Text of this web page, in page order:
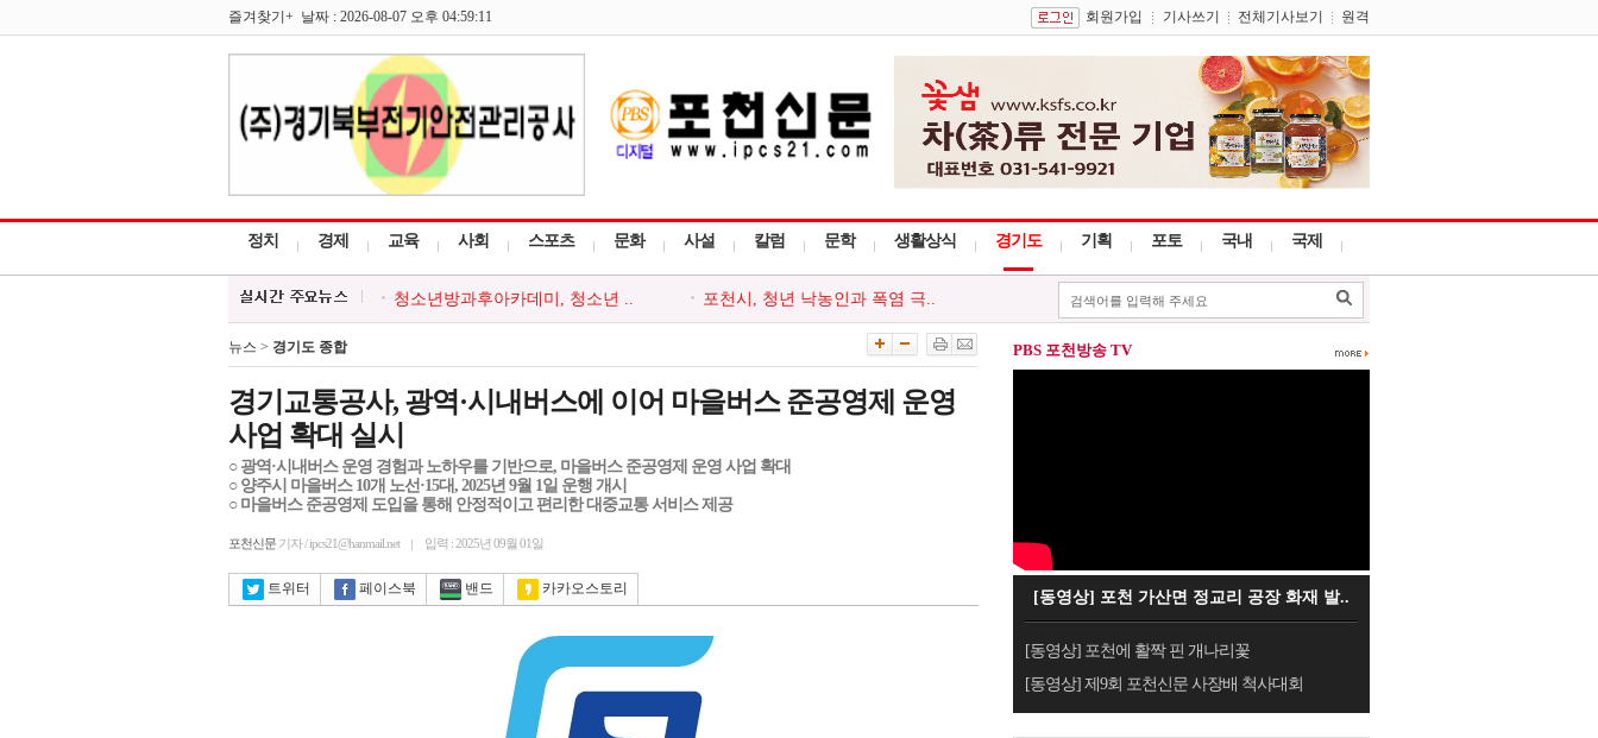
즐겨찾기+ 날짜 : 2026-08-07 오후 04:59:11 회원가입 기사쓰기 전체기사보기 원격
정치 경제 교육 사회 스포츠 문화 사설 칼럼 문학 생활상식 경기도 기획 포토 국내 국제
청소년방과후아카데미, 청소년 ..
포천시, 청년 낙농인과 폭염 극..
한국외식업중앙회 포천시지부, ..
포천동 유관 단체, 지역 주민 위..
포천시종합사회복지관, 지역주민..
포천시, 경기청년 사다리 프로그..
포천시, 세대와 직급 잇는 청렴..
대한적십자 영북봉사회, 포천시 ..
‘아름드리’, 안전부터 나눔까..
뉴스 > 경기도 종합
경기교통공사, 광역·시내버스에 이어 마을버스 준공영제 운영
사업 확대 실시
○ 광역·시내버스 운영 경험과 노하우를 기반으로, 마을버스 준공영제 운영 사업 확대
○ 양주시 마을버스 10개 노선·15대, 2025년 9월 1일 운행 개시
○ 마을버스 준공영제 도입을 통해 안정적이고 편리한 대중교통 서비스 제공
포천신문 기자 / ipcs21@hanmail.net 입력 : 2025년 09월 01일
트위터 페이스북 밴드 카카오스토리
PBS 포천방송 TV
[동영상] 포천 가산면 정교리 공장 화재 발..
[동영상] 포천에 활짝 핀 개나리꽃
[동영상] 제9회 포천신문 사장배 척사대회